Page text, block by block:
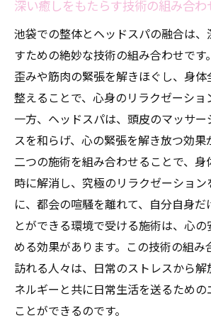
深い癒しをもたらす技術の組み合わ
池袋での整体とヘッドスパの融合は、
すための絶妙な技術の組み合わせです
歪みや筋肉の緊張を解きほぐし、身体
整えることで、心身のリラクゼーショ
一方、ヘッドスパは、頭皮のマッサ
スを和らげ、心の緊張を解き放つ効果
二つの施術を組み合わせることで、身
時に解消し、究極のリラクゼーション
に、都会の喧騒を離れて、自分自身だ
とができる環境で受ける施術は、心
める効果があります。この技術の組み
訪れる人々は、日常のストレスから
ネルギーと共に日常生活を送るため
ことができるのです。